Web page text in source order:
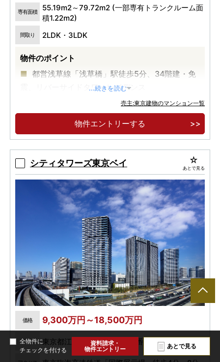
専有面積
55.19m2～79.72m2 (一部専有トランクルーム面
積1.22m2)
間取り 2LDK・3LDK
物件のポイント
都営浅草線「浅草橋」駅徒歩5分、34階建・免
震、リバーサイドタワーレジデンス
...続きを読む
売主:東京建物のマンション一覧
物件エントリーする
シティタワーズ東京ベイ あとで見る
価格 9,300万円～18,500万円
所在地 東京都江東区有明二丁目107番5他（地番）
全物件に
チェックを付ける
資料請求・
物件エントリー
あとで見る